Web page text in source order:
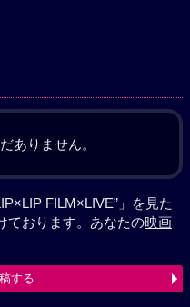
ありません。
FILM×LIVE”」を見た
ております。あなたの映画
する